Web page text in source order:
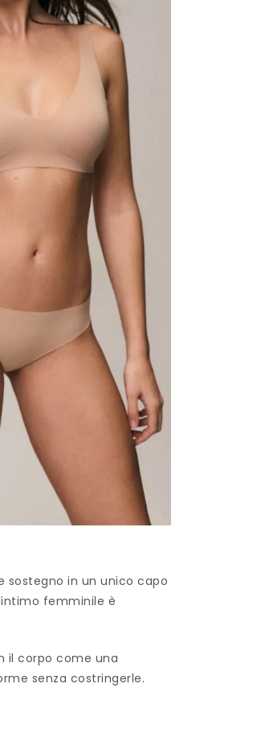
sostegno in un unico capo
femminile è
il corpo come una
senza costringerle.